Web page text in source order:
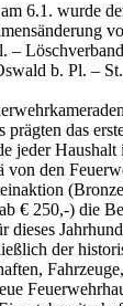
6.1. wurde
–
b. Pl. –
prägten das
jeder Haushalt
den
€ 250,-) die
dieses
der